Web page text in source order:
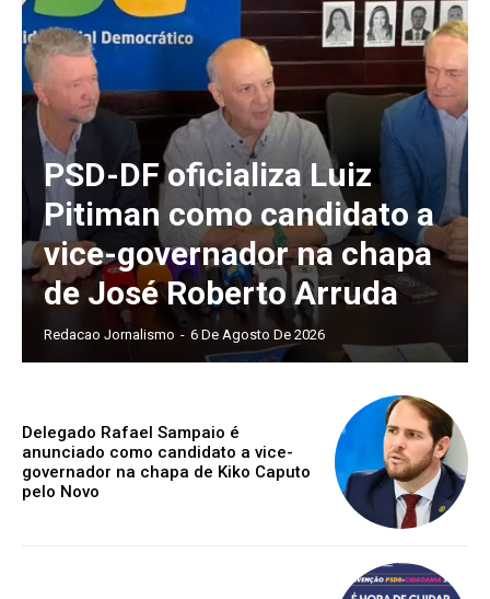
PSD-DF oficializa Luiz
Pitiman como candidato a
vice-governador na chapa
de José Roberto Arruda
Redacao Jornalismo - 6 De Agosto De 2026
Delegado Rafael Sampaio é
anunciado como candidato a vice-
governador na chapa de Kiko Caputo
pelo Novo